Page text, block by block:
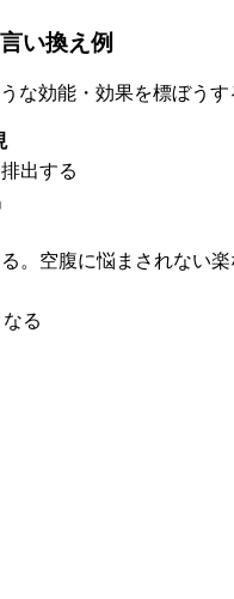
い換え例
な効能・効果を標ぼう
出する
。空腹に悩まされない
る